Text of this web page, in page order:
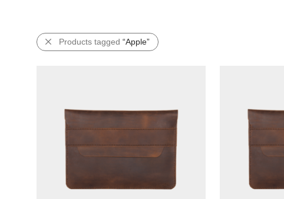
Products tagged “Apple”